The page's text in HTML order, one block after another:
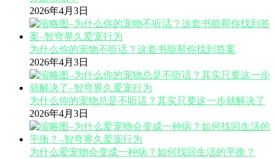
2026年4月3日
为什么你的宠物不听话？这套书能帮你找到答案
2026年4月3日
为什么你的宠物总是不听话？其实只要这一步就解决了
2026年4月3日
为什么爱宠物会变成一种病？如何找回生活的平衡？